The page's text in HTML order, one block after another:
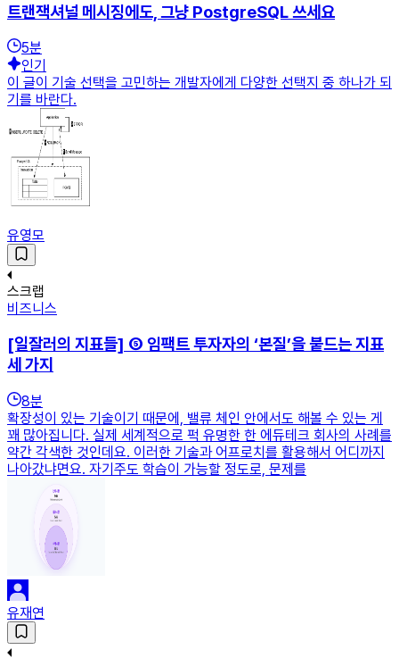
트랜잭셔널 메시징에도, 그냥 PostgreSQL 쓰세요
5분
인기
이 글이 기술 선택을 고민하는 개발자에게 다양한 선택지 중 하나가 되
기를 바란다.
유영모
스크랩
비즈니스
[일잘러의 지표들] ⑤ 임팩트 투자자의 ‘본질’을 붙드는 지표
세 가지
8분
확장성이 있는 기술이기 때문에, 밸류 체인 안에서도 해볼 수 있는 게
꽤 많아집니다. 실제 세계적으로 퍽 유명한 한 에듀테크 회사의 사례를
약간 각색한 것인데요. 이러한 기술과 어프로치를 활용해서 어디까지
나아갔냐면요. 자기주도 학습이 가능할 정도로, 문제를
유재연